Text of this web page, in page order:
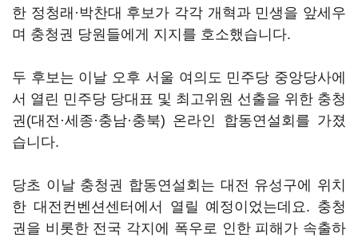
한 정청래·박찬대 후보가 각각 개혁과 민생을 앞세우
며 충청권 당원들에게 지지를 호소했습니다.
두 후보는 이날 오후 서울 여의도 민주당 중앙당사에
서 열린 민주당 당대표 및 최고위원 선출을 위한 충청
권(대전·세종·충남·충북) 온라인 합동연설회를 가졌
습니다.
당초 이날 충청권 합동연설회는 대전 유성구에 위치
한 대전컨벤션센터에서 열릴 예정이었는데요. 충청
권을 비롯한 전국 각지에 폭우로 인한 피해가 속출하